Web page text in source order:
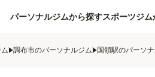
パーソナルジムから探すスポーツジ
調布市のパーソナルジム 国領駅のパーソ